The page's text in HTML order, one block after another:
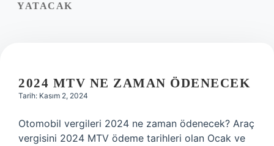
YATACAK
2024 MTV NE ZAMAN ÖDENECEK
Tarih: Kasım 2, 2024
Otomobil vergileri 2024 ne zaman ödenecek? Araç
vergisini 2024 MTV ödeme tarihleri ​​olan Ocak ve